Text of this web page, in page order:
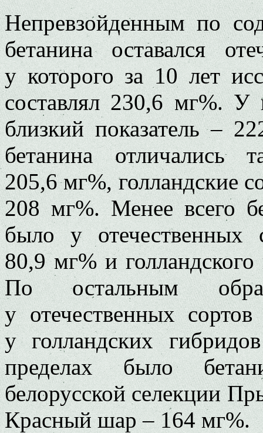
Непревзойденным по
бетанина оставался
у которого за 10 лет
составлял 230,6 мг%. У
близкий показатель –
бетанина
205,6 мг%, голландские
208 мг%. Менее всего
было у отечественных
80,9 мг% и
По остальным
у отечественных
у голландских
пределах было
белорусской селекции
Красный шар – 164 мг%.